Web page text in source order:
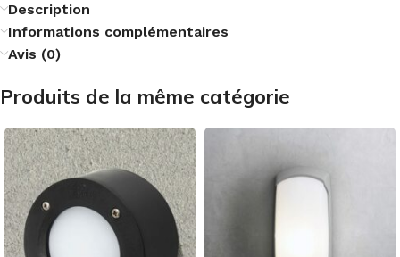
Description
Informations complémentaires
Avis (0)
Produits de la même catégorie